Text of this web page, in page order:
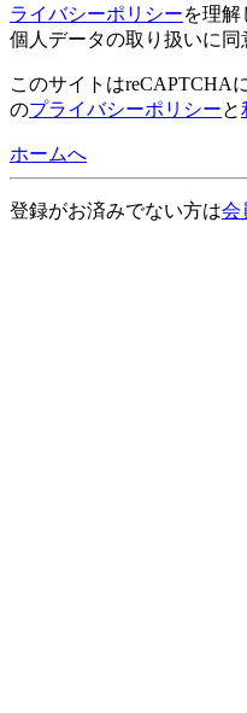
ライバシーポリシーを理解
個人データの取り扱いに同
このサイトはreCAPTCHA
のプライバシーポリシーと
ホームへ
登録がお済みでない方は会